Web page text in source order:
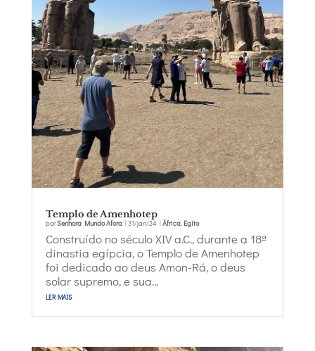
Templo de Amenhotep
porSenhora Mundo Afora| 31/jan/24| África, Egito
Construído no século XIV a.C., durante a 18ª
dinastia egípcia, o Templo de Amenhotep
foi dedicado ao deus Amon-Rá, o deus
solar supremo, e sua...
ler mais